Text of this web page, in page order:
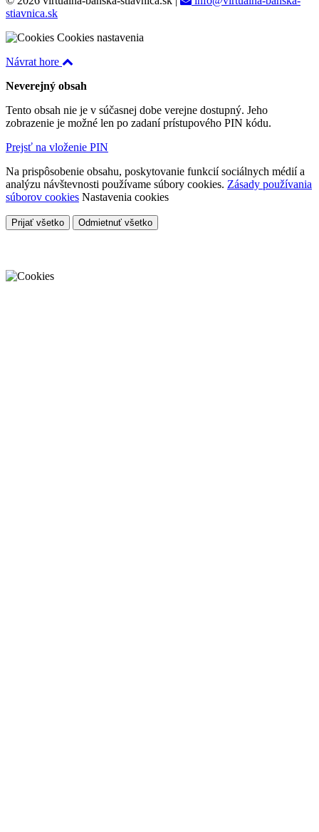
stiavnica.sk
Cookies nastavenia
Návrat hore
Neverejný obsah
Tento obsah nie je v súčasnej dobe verejne dostupný. Jeho
zobrazenie je možné len po zadaní prístupového PIN kódu.
Prejsť na vloženie PIN
Na prispôsobenie obsahu, poskytovanie funkcií sociálnych médií a
analýzu návštevnosti používame súbory cookies. Zásady používania
súborov cookies Nastavenia cookies
Prijať všetko Odmietnuť všetko